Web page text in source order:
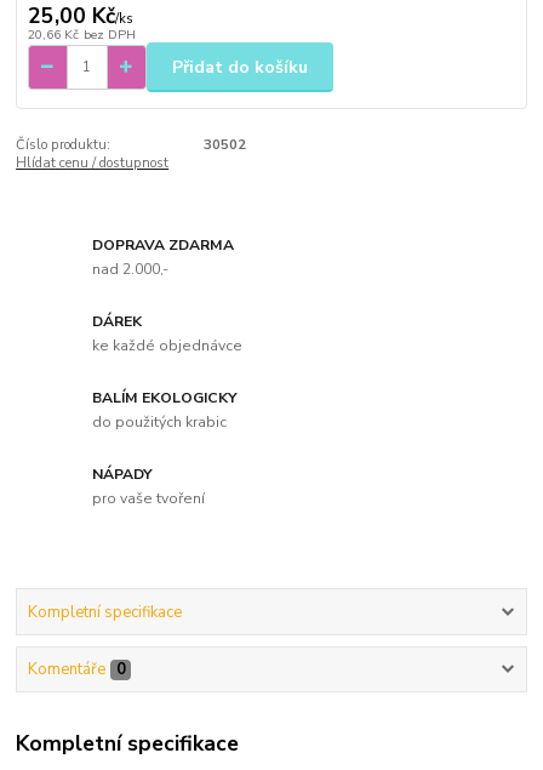
25,00 Kč/ks
20,66 Kč bez DPH
Přidat do košíku
Číslo produktu:
30502
Hlídat cenu / dostupnost
DOPRAVA ZDARMA
nad 2.000,-
DÁREK
ke každé objednávce
BALÍM EKOLOGICKY
do použitých krabic
NÁPADY
pro vaše tvoření
Kompletní specifikace
Komentáře 0
Kompletní specifikace